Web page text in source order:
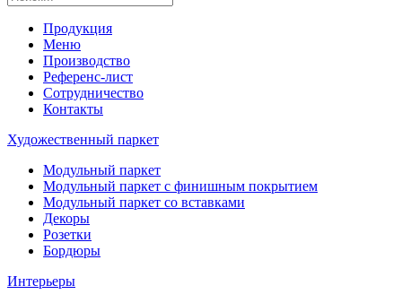
Продукция
Меню
Производство
Референс-лист
Сотрудничество
Контакты
Художественный паркет
Модульный паркет
Модульный паркет с финишным покрытием
Модульный паркет со вставками
Декоры
Розетки
Бордюры
Интерьеры